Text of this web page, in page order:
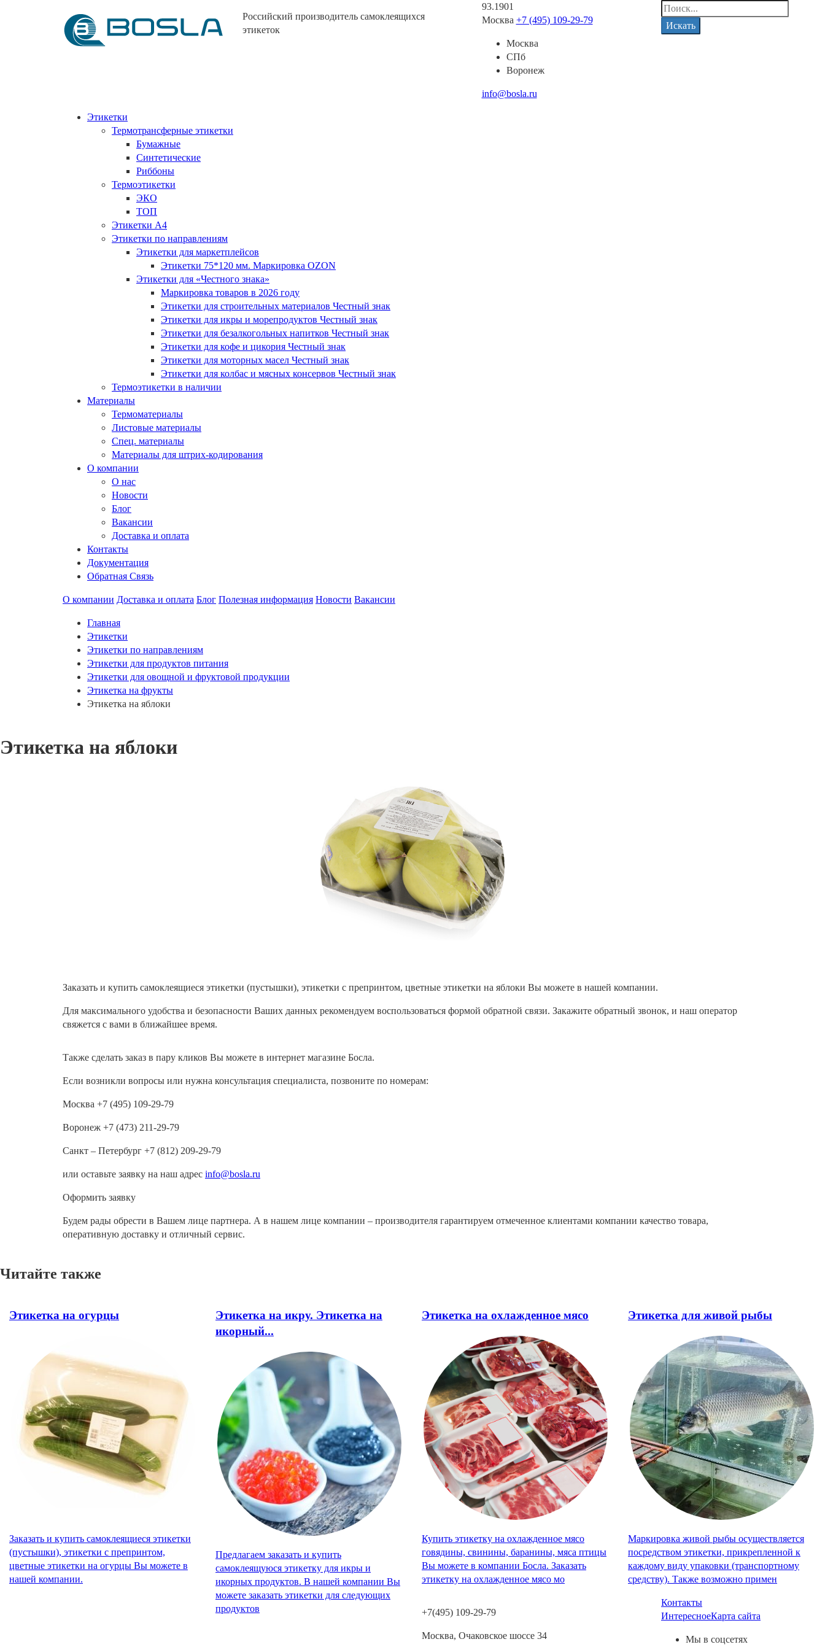
Российский производитель самоклеящихся
этикеток
93.1901
Москва +7 (495) 109-29-79
Москва
СПб
Воронеж
info@bosla.ru
Искать
Этикетки
Термотрансферные этикетки
Бумажные
Синтетические
Риббоны
Термоэтикетки
ЭКО
ТОП
Этикетки А4
Этикетки по направлениям
Этикетки для маркетплейсов
Этикетки 75*120 мм. Маркировка OZON
Этикетки для «Честного знака»
Маркировка товаров в 2026 году
Этикетки для строительных материалов Честный знак
Этикетки для икры и морепродуктов Честный знак
Этикетки для безалкогольных напитков Честный знак
Этикетки для кофе и цикория Честный знак
Этикетки для моторных масел Честный знак
Этикетки для колбас и мясных консервов Честный знак
Термоэтикетки в наличии
Материалы
Термоматериалы
Листовые материалы
Спец. материалы
Материалы для штрих-кодирования
О компании
О нас
Новости
Блог
Вакансии
Доставка и оплата
Контакты
Документация
Обратная Связь
О компании Доставка и оплата Блог Полезная информация Новости Вакансии
Главная
Этикетки
Этикетки по направлениям
Этикетки для продуктов питания
Этикетки для овощной и фруктовой продукции
Этикетка на фрукты
Этикетка на яблоки
Этикетка на яблоки
Заказать и купить самоклеящиеся этикетки (пустышки), этикетки с препринтом, цветные этикетки на яблоки Вы можете в нашей компании.
Для максимального удобства и безопасности Ваших данных рекомендуем воспользоваться формой обратной связи. Закажите обратный звонок, и наш оператор
свяжется с вами в ближайшее время.
Также сделать заказ в пару кликов Вы можете в интернет магазине Босла.
Если возникли вопросы или нужна консультация специалиста, позвоните по номерам:
Москва +7 (495) 109-29-79
Воронеж +7 (473) 211-29-79
Санкт – Петербург +7 (812) 209-29-79
или оставьте заявку на наш адрес info@bosla.ru
Оформить заявку
Будем рады обрести в Вашем лице партнера. А в нашем лице компании – производителя гарантируем отмеченное клиентами компании качество товара,
оперативную доставку и отличный сервис.
Читайте также
Этикетка на огурцы
Заказать и купить самоклеящиеся этикетки
(пустышки), этикетки с препринтом,
цветные этикетки на огурцы Вы можете в
нашей компании.
Этикетка на икру. Этикетка на
икорный...
Предлагаем заказать и купить
самоклеящуюся этикетку для икры и
икорных продуктов. В нашей компании Вы
можете заказать этикетки для следующих
продуктов
Этикетка на охлажденное мясо
Купить этикетку на охлажденное мясо
говядины, свинины, баранины, мяса птицы
Вы можете в компании Босла. Заказать
этикетку на охлажденное мясо мо
Этикетка для живой рыбы
Маркировка живой рыбы осуществляется
посредством этикетки, прикрепленной к
каждому виду упаковки (транспортному
средству). Также возможно примен
+7(495) 109-29-79
Москва, Очаковское шоссе 34
Контакты
ИнтересноеКарта сайта
Мы в соцсетях